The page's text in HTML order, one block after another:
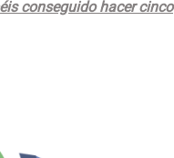
conseguido hacer cinco